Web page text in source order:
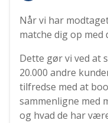
Når vi har
matche dig op
Dette gør vi ved at
20.000 andre
tilfredse med at
sammenligne med
og hvad de har